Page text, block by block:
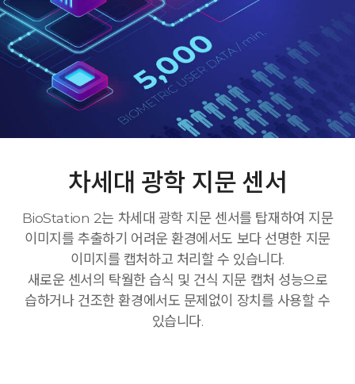
차세대 광학 지문 센서
BioStation 2는 차세대 광학 지문 센서를 탑재하여 지문
이미지를 추출하기 어려운 환경에서도 보다 선명한 지문
이미지를 캡처하고 처리할 수 있습니다.
새로운 센서의 탁월한 습식 및 건식 지문 캡처 성능으로
습하거나 건조한 환경에서도 문제없이 장치를 사용할 수
있습니다.